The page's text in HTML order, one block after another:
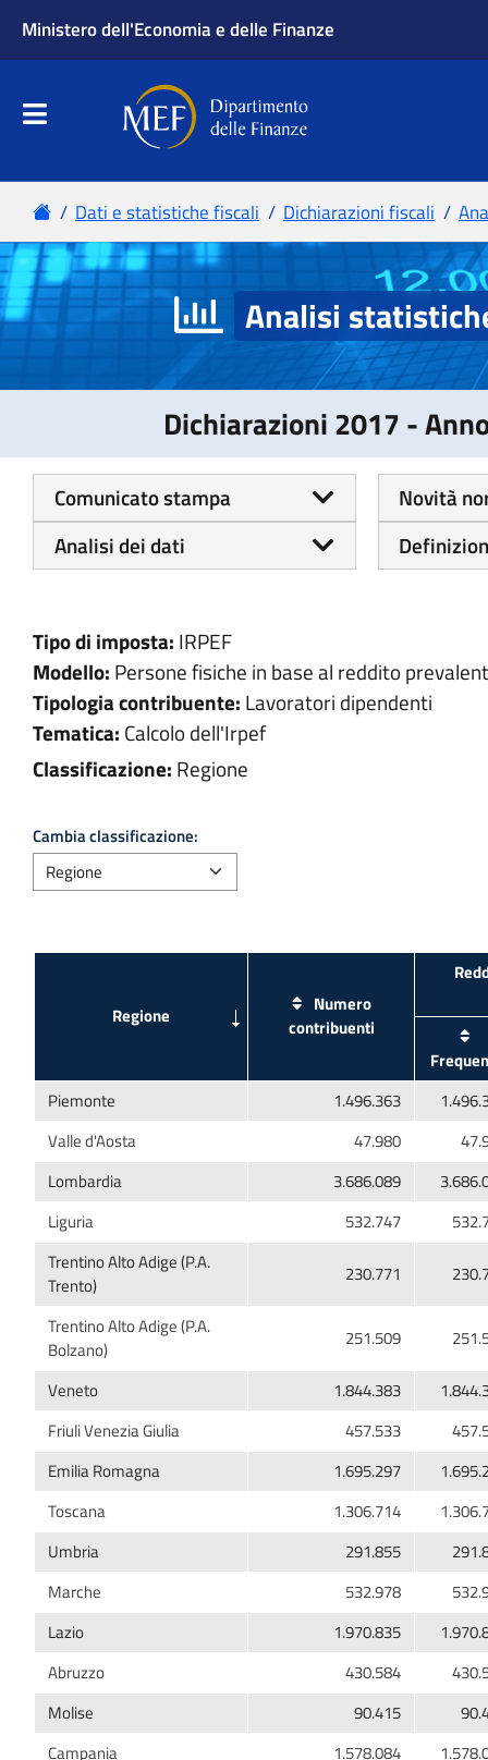
Analisi
Dichiarazioni 2017 -
Comunicato stampa
Novità
Analisi dei dati
Tipo di imposta: IRPEF
Modello: Persone fisiche in base al reddito
Tipologia contribuente: Lavoratori dipendenti
Tematica: Calcolo dell'Irpef
Classificazione: Regione
Cambia classificazione:
Numero
Trentino Alto Adige (P.A.
Trentino Alto Adige (P.A.